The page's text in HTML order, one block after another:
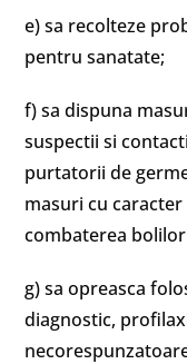
e) sa recolteze
pentru sanatate;
f) sa dispuna
suspectii si
purtatorii de
masuri cu
combaterea
g) sa opreasca
diagnostic,